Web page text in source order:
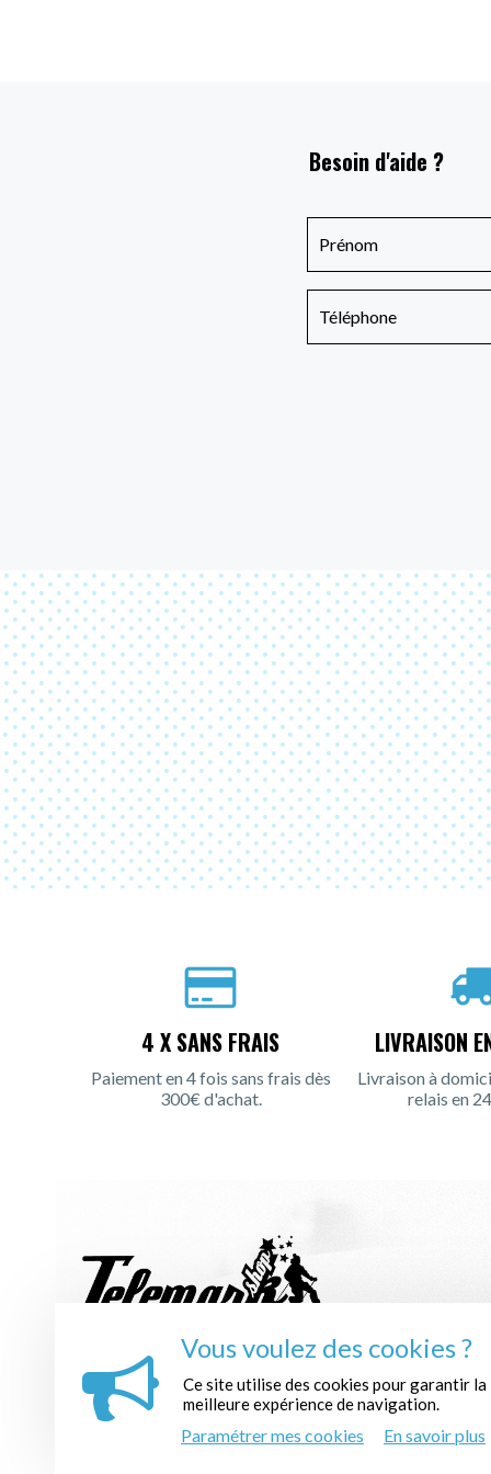
Besoin d'aide ?
4 X SANS FRAIS
Paiement en 4 fois sans frais dès
300€ d'achat.
LIVRAISON
Livraison à
relais en
INSCRIPTION À LA NEWSLETTER :
Vous voulez des cookies ?
Ce site utilise des cookies pour garantir la
meilleure expérience de navigation.
Paramétrer mes cookies En savoir plus